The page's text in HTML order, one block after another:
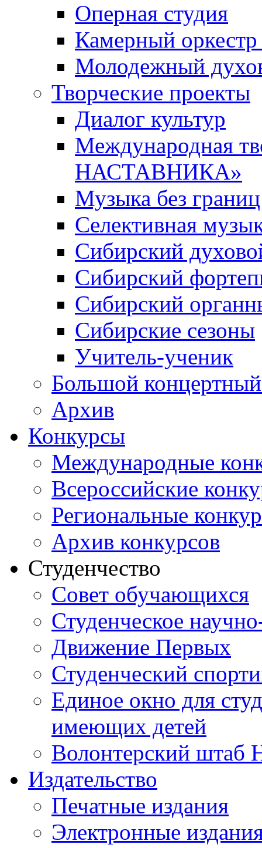
Оперная студия
Камерный оркестр
Молодежный
Творческие проекты
Диалог культур
Международная
НАСТАВНИКА»
Музыка без границ
Селективная
Сибирский
Сибирский
Сибирский
Сибирские сезоны
Учитель-ученик
Большой концертный
Архив
Конкурсы
Международные
Всероссийские
Региональные
Архив конкурсов
Студенчество
Совет обучающихся
Студенческое
Движение Первых
Студенческий
Единое окно для
имеющих детей
Волонтерский штаб
Издательство
Печатные издания
Электронные